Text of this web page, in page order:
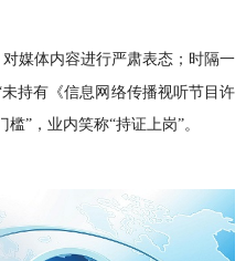
媒体内容进行严肃表态；时隔一
持有《信息网络传播视听节目许
”，业内笑称“持证上岗”。